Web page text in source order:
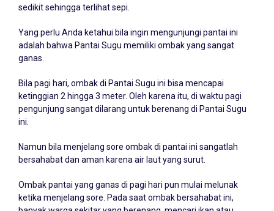
sedikit sehingga terlihat sepi.
Yang perlu Anda ketahui bila ingin mengunjungi pantai ini
adalah bahwa Pantai Sugu memiliki ombak yang sangat
ganas.
Bila pagi hari, ombak di Pantai Sugu ini bisa mencapai
ketinggian 2 hingga 3 meter. Oleh karena itu, di waktu pagi
pengunjung sangat dilarang untuk berenang di Pantai Sugu
ini.
Namun bila menjelang sore ombak di pantai ini sangatlah
bersahabat dan aman karena air laut yang surut.
Ombak pantai yang ganas di pagi hari pun mulai melunak
ketika menjelang sore. Pada saat ombak bersahabat ini,